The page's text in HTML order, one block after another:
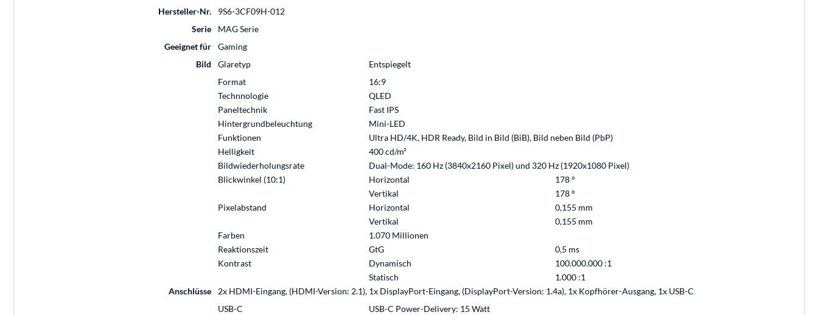
Hersteller-Nr.
9S6-3CF09H-012
Serie
MAG Serie
Geeignet für
Gaming
Bild
Glaretyp
Entspiegelt
Format
16:9
Technnologie
QLED
Paneltechnik
Fast IPS
Hintergrundbeleuchtung
Mini-LED
Funktionen
Ultra HD/4K, HDR Ready, Bild in Bild (BiB), Bild neben Bild (PbP)
Helligkeit
400 cd/m²
Bildwiederholungsrate
Dual-Mode: 160 Hz (3840x2160 Pixel) und 320 Hz (1920x1080 Pixel)
Blickwinkel (10:1)
Horizontal
178 °
Vertikal
178 °
Pixelabstand
Horizontal
0,155 mm
Vertikal
0,155 mm
Farben
1.070 Millionen
Reaktionszeit
GtG
0,5 ms
Kontrast
Dynamisch
100.000.000 :1
Statisch
1.000 :1
Anschlüsse
2x HDMI-Eingang, (HDMI-Version: 2.1), 1x DisplayPort-Eingang, (DisplayPort-Version: 1.4a), 1x Kopfhörer-Ausgang, 1x USB-C
USB-C
USB-C Power-Delivery: 15 Watt